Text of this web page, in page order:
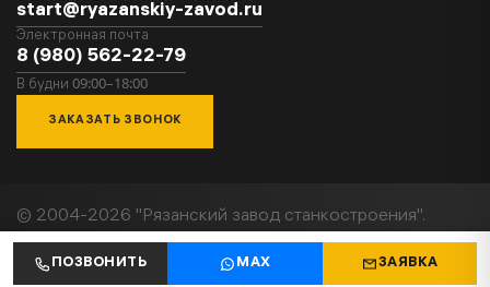
start@ryazanskiy-zavod.ru
Электронная почта
8 (980) 562-22-79
В будни 09:00–18:00
ЗАКАЗАТЬ ЗВОНОК
© 2004-2026 "Рязанский завод станкостроения".
Все права защищены.
Политика конфиденциальности
ПОЗВОНИТЬ MAX ЗАЯВКА